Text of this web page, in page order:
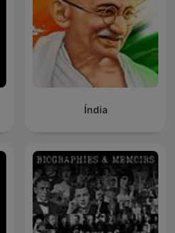
Índia